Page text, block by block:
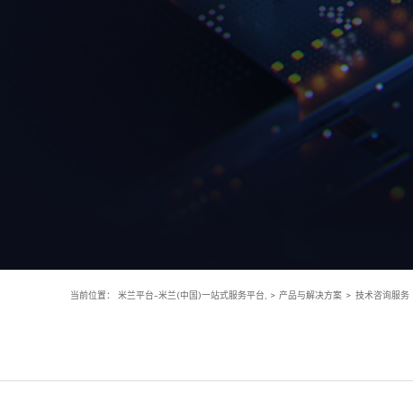
当前位置： 米兰平台-米兰(中国)一站式服务平台, > 产品与解决方案 > 技术咨询服务